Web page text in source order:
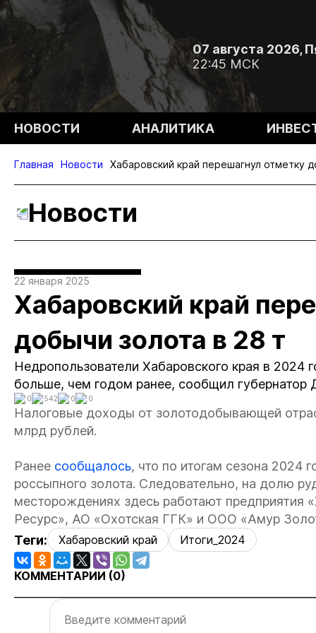
07 августа 2026,
22:45 МСК
НОВОСТИ АНАЛИТИКА
Главная Новости Хабаровский край перешагнул отметку
Новости
22 января 2025
Хабаровский край
добычи золота в 28 т
Недропользователи Хабаровского края в 2024
больше, чем годом ранее, сообщил
0 542 0 0
Налоговые доходы от золотодобывающей
млрд рублей.
Ранее сообщалось, что по итогам сезона 2024
россыпного золота. Следовательно, на долю
месторождениях здесь работают
Ресурс», АО «Охотская ГГК» и ООО «Амур
Теги:
Хабаровский край Итоги_2024
КОММЕНТАРИИ (0)